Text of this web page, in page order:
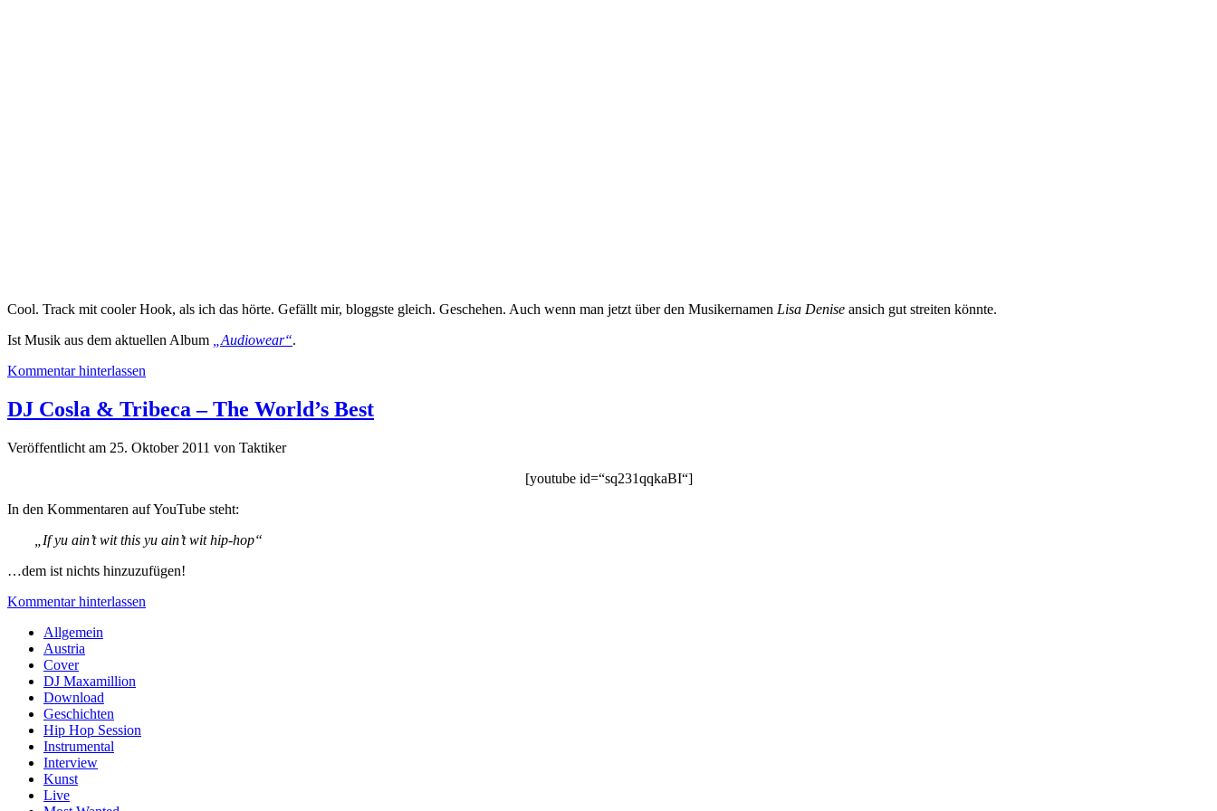
Cool. Track mit cooler Hook, als ich das hörte. Gefällt mir, bloggste gleich. Geschehen. Auch wenn man jetzt über den Musikernamen Lisa Denise ansich gut streiten könnte.
Ist Musik aus dem aktuellen Album
„Audiowear“.
Kommentar hinterlassen
DJ Cosla & Tribeca – The World’s Best
Veröffentlicht am 25. Oktober 2011 von Taktiker
[youtube id=“sq231qqkaBI“]
In den Kommentaren auf YouTube steht:
„If yu ain’t wit this yu ain’t wit hip-hop“
…dem ist nichts hinzuzufügen!
Kommentar hinterlassen
Sidebar
Allgemein
Austria
Cover
DJ Maxamillion
Download
Geschichten
Hip Hop Session
Instrumental
Interview
Kunst
Live